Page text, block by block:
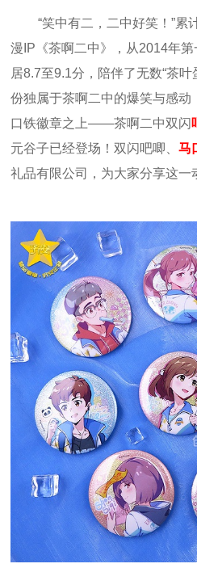
“笑中有二，二中好笑！”累
漫IP《茶啊二中》，从2014年
居8.7至9.1分，陪伴了无数“茶
份独属于茶啊二中的爆笑与感动
口铁徽章之上——茶啊二中双闪
元谷子已经登场！双闪吧唧、 马
礼品有限公司，为大家分享这一